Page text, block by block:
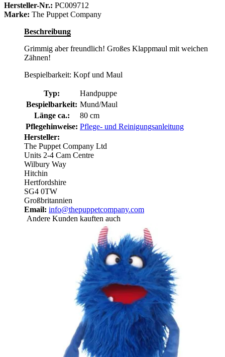
Hersteller-Nr.: PC009712
Marke: The Puppet Company
Beschreibung
Grimmig aber freundlich! Großes Klappmaul mit weichen
Zähnen!
Bespielbarkeit: Kopf und Maul
Typ:
Handpuppe
Bespielbarkeit: Mund/Maul
Länge ca.:
80 cm
Pflegehinweise: Pflege- und Reinigungsanleitung
Hersteller:
The Puppet Company Ltd
Units 2-4 Cam Centre
Wilbury Way
Hitchin
Hertfordshire
SG4 0TW
Großbritannien
Email: info@thepuppetcompany.com
Andere Kunden kauften auch